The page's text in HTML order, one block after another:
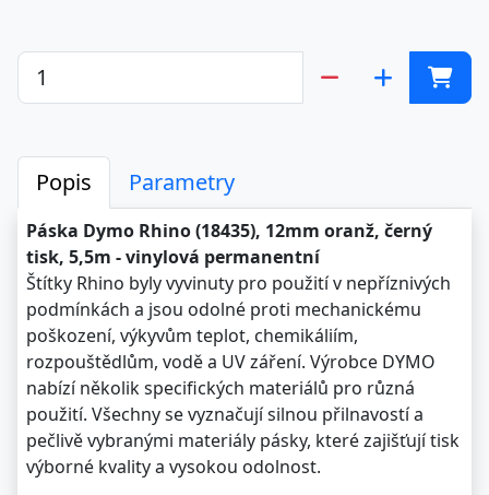
Popis Parametry
Páska Dymo Rhino (18435), 12mm oranž, černý
tisk, 5,5m - vinylová permanentní
Štítky Rhino byly vyvinuty pro použití v nepříznivých
podmínkách a jsou odolné proti mechanickému
poškození, výkyvům teplot, chemikáliím,
rozpouštědlům, vodě a UV záření. Výrobce DYMO
nabízí několik specifických materiálů pro různá
použití. Všechny se vyznačují silnou přilnavostí a
pečlivě vybranými materiály pásky, které zajišťují tisk
výborné kvality a vysokou odolnost.